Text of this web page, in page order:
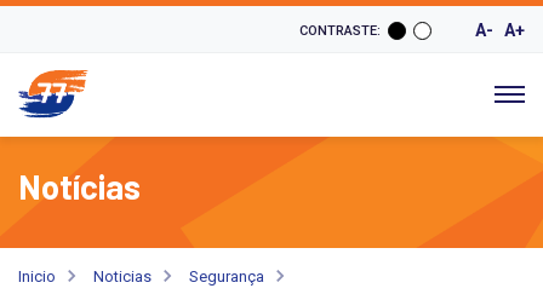
CONTRASTE: A- A+
Notícias
Inicio Noticias
Segurança